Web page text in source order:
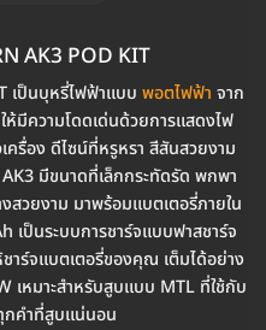
AK3 POD KIT
เป็นบุหรี่ไฟฟ้าแบบ พอตไฟฟ้า จาก
มีความโดดเด่นด้วยการแสดงไฟ
ครื่อง ดีไซน์ที่หรูหรา สีสันสวยงาม
มีขนาดที่เล็กกระทัดรัด พกพา
สวยงาม มาพร้อมแบตเตอรี่ภายใน
เป็นระบบการชาร์จแบบฟาสชาร์จ
าร์จแบตเตอรี่ของคุณ เต็มได้อย่าง
เหมาะสำหรับสูบแบบ MTL ที่ใช้กับ
กคำที่สูบแน่นอน